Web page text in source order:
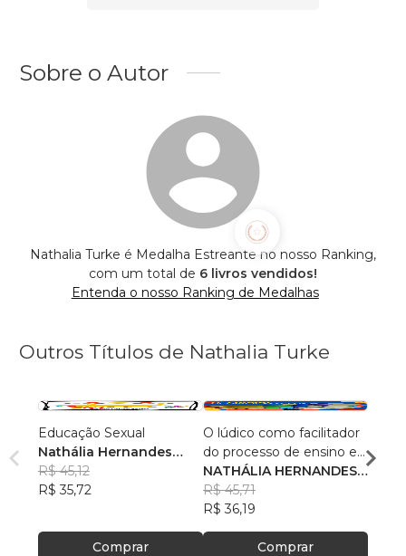
Sobre o Autor
Nathalia Turke é Medalha Estreante no nosso Ranking,
com um total de 6 livros vendidos!
Entenda o nosso Ranking de Medalhas
Outros Títulos de Nathalia Turke
Educação Sexual
Nathália Hernandes
Turke
R$ 45,12
R$ 35,72
Comprar
O lúdico como facilitador
do processo de ensino e
aprendizagem
NATHÁLIA HERNANDES
TURKE, +3
R$ 45,71
R$ 36,19
Comprar